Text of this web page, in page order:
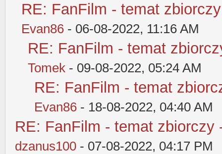
RE: FanFilm - temat
Evan86 - 06-08-2022, 11:16 AM
RE: FanFilm - temat
Tomek - 09-08-2022, 05:24 AM
RE: FanFilm - temat
Evan86 - 18-08-2022, 04:40 AM
RE: FanFilm - temat zbiorczy
dzanus100 - 07-08-2022, 04:17 PM